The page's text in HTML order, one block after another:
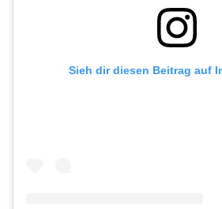
Sieh dir diesen Beitrag auf